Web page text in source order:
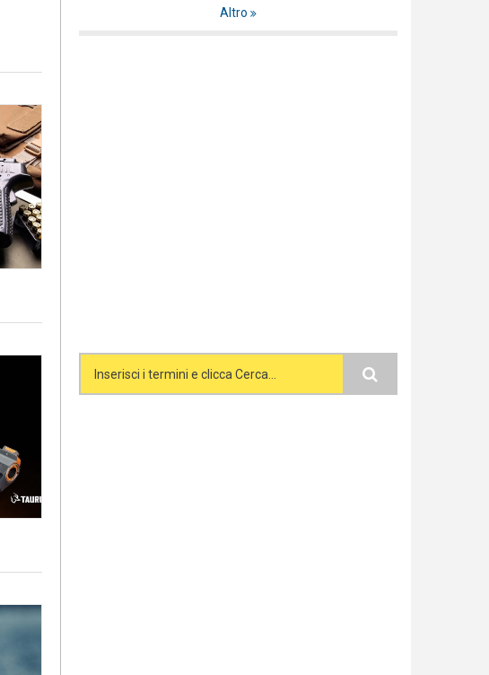
Altro
Search form